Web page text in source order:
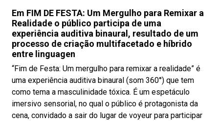
Em FIM DE FESTA: Um Mergulho para Remixar a
Realidade o público participa de uma
experiência auditiva binaural, resultado de um
processo de criação multifacetado e híbrido
entre linguagen
“Fim de Festa: Um mergulho para remixar a realidade” é
uma experiência auditiva binaural (som 360°) que tem
como tema a masculinidade tóxica. É um espetáculo
imersivo sensorial, no qual o público é protagonista da
cena, convidado a sair do lugar de voyeur para participar